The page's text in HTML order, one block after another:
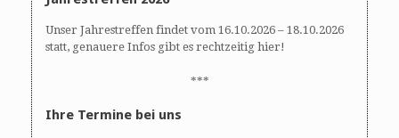
Unser Jahrestreffen findet vom 16.10.2026 – 18.10.2026
statt, genauere Infos gibt es rechtzeitig hier!
***
Ihre Termine bei uns